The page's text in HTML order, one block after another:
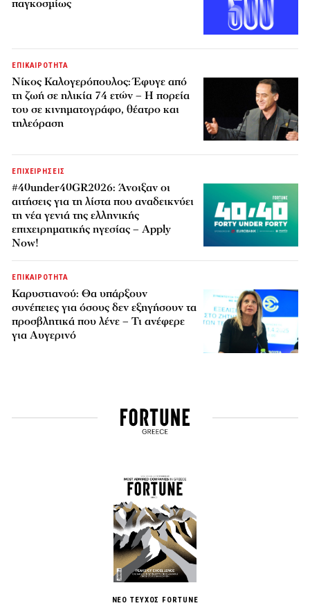
παγκοσμίως
ΕΠΙΚΑΙΡΟΤΗΤΑ
Νίκος Καλογερόπουλος: Έφυγε από
τη ζωή σε ηλικία 74 ετών – Η πορεία
του σε κινηματογράφο, θέατρο και
τηλεόραση
ΕΠΙΧΕΙΡΗΣΕΙΣ
#40under40GR2026: Άνοιξαν οι
αιτήσεις για τη λίστα που αναδεικνύει
τη νέα γενιά της ελληνικής
επιχειρηματικής ηγεσίας – Apply
Now!
ΕΠΙΚΑΙΡΟΤΗΤΑ
Καρυστιανού: Θα υπάρξουν
συνέπειες για όσους δεν εξηγήσουν τα
προσβλητικά που λένε – Τι ανέφερε
για Αυγερινό
ΝΕΟ ΤΕΥΧΟΣ FORTUNE